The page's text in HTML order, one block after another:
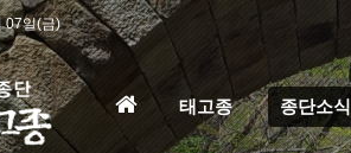
07일(금)
홈
태고종 종단소식